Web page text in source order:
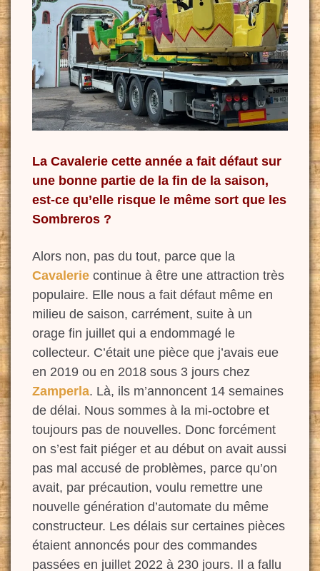
La Cavalerie cette année a fait défaut sur
une bonne partie de la fin de la saison,
est-ce qu’elle risque le même sort que les
Sombreros ?
Alors non, pas du tout, parce que la
Cavalerie continue à être une attraction très
populaire. Elle nous a fait défaut même en
milieu de saison, carrément, suite à un
orage fin juillet qui a endommagé le
collecteur. C’était une pièce que j’avais eue
en 2019 ou en 2018 sous 3 jours chez
Zamperla. Là, ils m’annoncent 14 semaines
de délai. Nous sommes à la mi-octobre et
toujours pas de nouvelles. Donc forcément
on s’est fait piéger et au début on avait aussi
pas mal accusé de problèmes, parce qu’on
avait, par précaution, voulu remettre une
nouvelle génération d’automate du même
constructeur. Les délais sur certaines pièces
étaient annoncés pour des commandes
passées en juillet 2022 à 230 jours. Il a fallu